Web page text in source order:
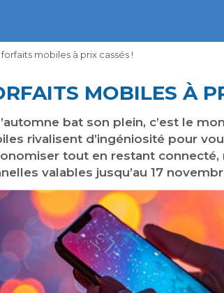
mobiles à prix cassés !
MOBILES À
bat son plein, c’est le
rivalisent d’ingéniosité pour
tout en restant
valables jusqu’au 17